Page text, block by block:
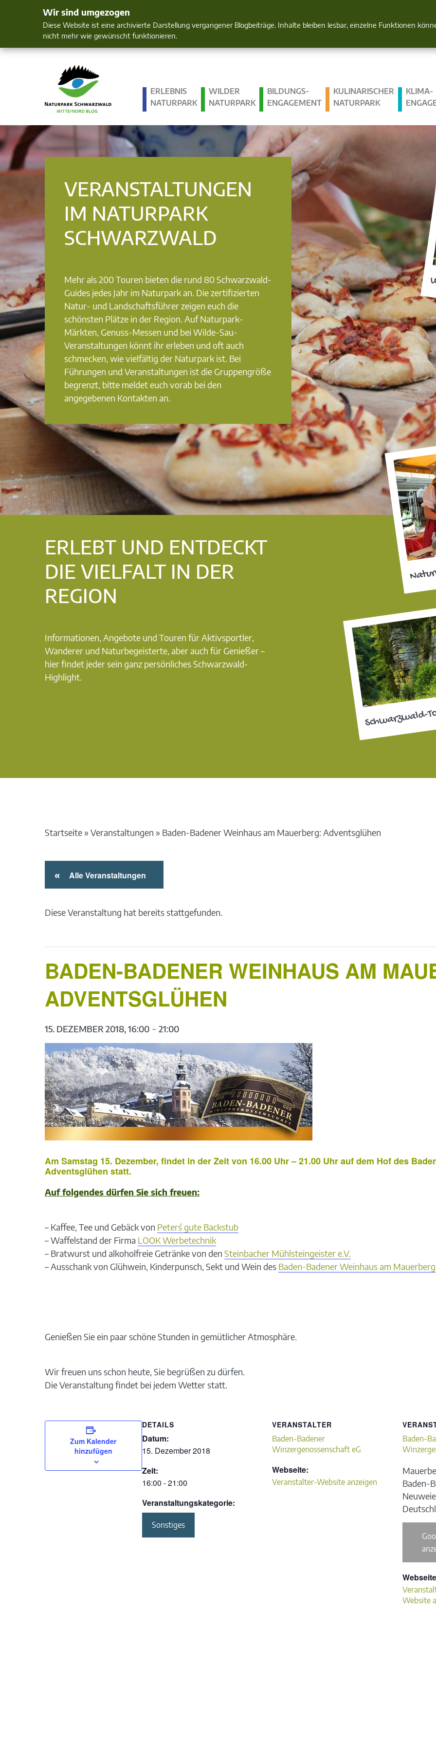
Wir sind umgezogen
Diese Website ist eine archivierte Darstellung vergangener Blogbeiträge. Inhalte bleiben lesbar, einzelne Funktionen
nicht mehr wie gewünscht funktionieren.
Mensch und Natur im Blick
ERLEBNIS
NATURPARK
WILDER
NATURPARK
BILDUNGS­
ENGAGEMENT
KULINARISCHER
NATURPARK
KLIMA­
VERANSTALTUNGEN
IM NATURPARK
SCHWARZWALD
Mehr als 200 Touren bieten die rund 80 Schwarzwald-
Guides jedes Jahr im Naturpark an. Die zertifizierten
Natur- und Landschaftsführer zeigen euch die
schönsten Plätze in der Region. Auf Naturpark-
Märkten, Genuss-Messen und bei Wilde-Sau-
Veranstaltungen könnt ihr erleben und oft auch
schmecken, wie vielfältig der Naturpark ist. Bei
Führungen und Veranstaltungen ist die Gruppengröße
begrenzt, bitte meldet euch vorab bei den
angegebenen Kontakten an.
ERLEBT UND ENTDECKT
DIE VIELFALT IN DER
REGION
Informationen, Angebote und Touren für Aktivsportler,
Wanderer und Naturbegeisterte, aber auch für Genießer –
hier findet jeder sein ganz persönliches Schwarzwald-
Highlight.
Schwarzwald-
Startseite» Veranstaltungen » Baden-Badener Weinhaus am Mauerberg: Adventsglühen
« Alle Veranstaltungen
Diese Veranstaltung hat bereits stattgefunden.
BADEN-BADENER WEINHAUS AM
ADVENTSGLÜHEN
15. DEZEMBER 2018, 16:00- 21:00
Am Samstag 15. Dezember, findet in der Zeit von 16.00 Uhr – 21.00 Uhr auf dem Hof des
Adventsglühen statt.
Auf folgendes dürfen Sie sich freuen:
– Kaffee, Tee und Gebäck von Peter´s gute Backstub
– Waffelstand der Firma LOOK Werbetechnik
– Bratwurst und alkoholfreie Getränke von den Steinbacher Mühlsteingeister e.V.
– Ausschank von Glühwein, Kinderpunsch, Sekt und Wein des Baden-Badener Weinhaus am Mauerberg
Genießen Sie ein paar schöne Stunden in gemütlicher Atmosphäre.
Wir freuen uns schon heute, Sie begrüßen zu dürfen.
Die Veranstaltung findet bei jedem Wetter statt.
Zum Kalender
hinzufügen
DETAILS
Datum:
15. Dezember 2018
Zeit:
16:00 - 21:00
Veranstaltungskategorie:
Sonstiges
VERANSTALTER
Baden-Badener
Winzergenossenschaft eG
Webseite:
Veranstalter-Website anzeigen
Baden-
Baden-
Website